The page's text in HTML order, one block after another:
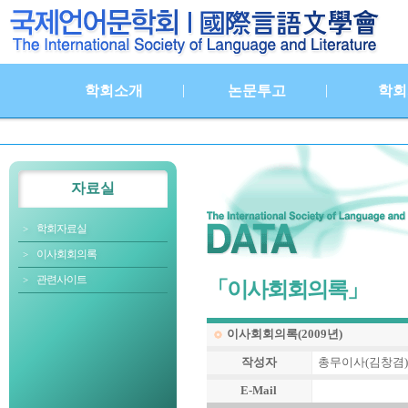
학회소개 | 논문투고 | 학
자료실
학회자료실
이사회회의록
관련사이트
「이사회회의록」
이사회회의록(2009년)
작성자 총무이사(김창겸)
E-Mail